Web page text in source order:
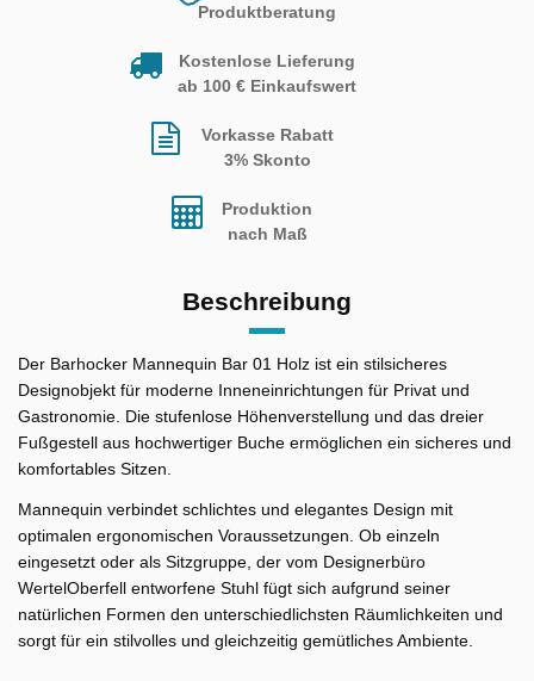
Produktberatung
Kostenlose Lieferung
ab 100 € Einkaufswert
Vorkasse Rabatt
3% Skonto
Produktion
nach Maß
Beschreibung
Der Barhocker Mannequin Bar 01 Holz ist ein stilsicheres
Designobjekt für moderne Inneneinrichtungen für Privat und
Gastronomie. Die stufenlose Höhenverstellung und das dreier
Fußgestell aus hochwertiger Buche ermöglichen ein sicheres und
komfortables Sitzen.
Mannequin verbindet schlichtes und elegantes Design mit
optimalen ergonomischen Voraussetzungen. Ob einzeln
eingesetzt oder als Sitzgruppe, der vom Designerbüro
WertelOberfell entworfene Stuhl fügt sich aufgrund seiner
natürlichen Formen den unterschiedlichsten Räumlichkeiten und
sorgt für ein stilvolles und gleichzeitig gemütliches Ambiente.